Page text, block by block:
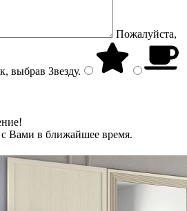
Пожалуйста,
выбрав Звезду.
Вами в ближайшее время.